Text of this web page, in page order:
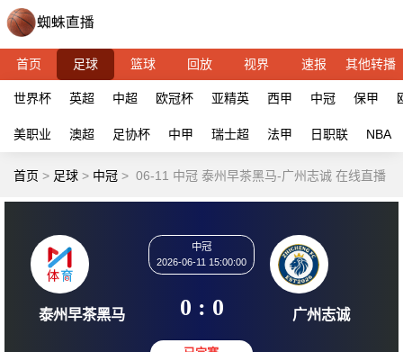
首页 足球 篮球 回放 视界 速报 其他转播
世界杯 英超 中超 欧冠杯 亚精英 西甲 中冠 保甲
美职业 澳超 足协杯 中甲 瑞士超 法甲 日职联 NBA
首页 > 足球 > 中冠 > 06-11 中冠 泰州早茶黑马-广州志诚 在线直播
2026-06-11 15:00:00